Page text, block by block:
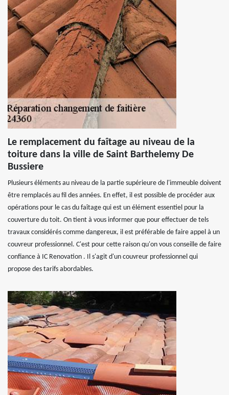
Le remplacement du faîtage au niveau de la
toiture dans la ville de Saint Barthelemy De
Bussiere
Plusieurs éléments au niveau de la partie supérieure de l'immeuble doivent
être remplacés au fil des années. En effet, il est possible de procéder aux
opérations pour le cas du faîtage qui est un élément essentiel pour la
couverture du toit. On tient à vous informer que pour effectuer de tels
travaux considérés comme dangereux, il est préférable de faire appel à un
couvreur professionnel. C'est pour cette raison qu'on vous conseille de faire
confiance à IC Renovation . Il s'agit d'un couvreur professionnel qui
propose des tarifs abordables.